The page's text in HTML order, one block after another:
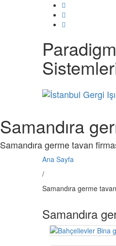
Samandıra
Samandıra germe tavan
Ana Sayfa
/
Samandıra germe
Samandıra